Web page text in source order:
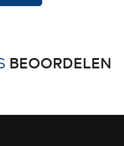
BEOORDELEN